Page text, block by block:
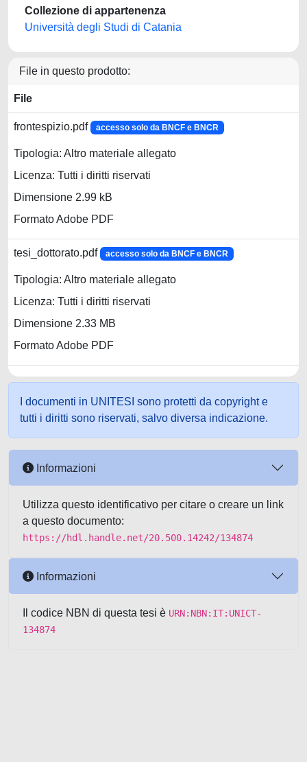
Collezione di appartenenza
Università degli Studi di Catania
File in questo prodotto:
File
frontespizio.pdf accesso solo da BNCF e BNCR
Tipologia: Altro materiale allegato
Licenza: Tutti i diritti riservati
Dimensione 2.99 kB
Formato Adobe PDF
tesi_dottorato.pdf accesso solo da BNCF e BNCR
Tipologia: Altro materiale allegato
Licenza: Tutti i diritti riservati
Dimensione 2.33 MB
Formato Adobe PDF
I documenti in UNITESI sono protetti da copyright e
tutti i diritti sono riservati, salvo diversa indicazione.
Informazioni
Utilizza questo identificativo per citare o creare un link
a questo documento:
https://hdl.handle.net/20.500.14242/134874
Informazioni
Il codice NBN di questa tesi è URN:NBN:IT:UNICT-
134874